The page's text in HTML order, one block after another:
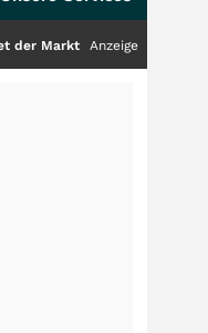
noch immer nur die
Anzeige